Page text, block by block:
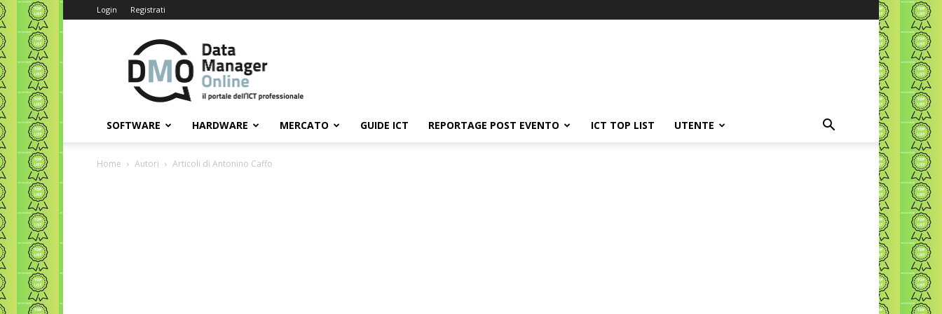
Login Registrati
Data
Manager
Online
SOFTWARE HARDWARE MERCATO GUIDE ICT REPORTAGE POST EVENTO ICT TOP LIST UTENTE
Home Autori Articoli di Antonino Caffo